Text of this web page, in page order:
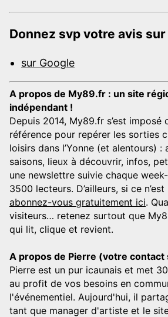
Donnez svp votre avis
sur Google
A propos de My89.fr : un site
indépendant !
Depuis 2014, My89.fr s’est imposé
référence pour repérer les sorties
loisirs dans l’Yonne (et alentours)
saisons, lieux à découvrir, infos,
une newslettre suivie chaque
3500 lecteurs. D’ailleurs, si ce
abonnez-vous gratuitement ici.
visiteurs… retenez surtout que
qui lit, clique et revient.
A propos de Pierre (votre
Pierre est un pur icaunais et met
au profit de vos besoins en
l'événementiel. Aujourd'hui, il
tant que manager d'artiste et le